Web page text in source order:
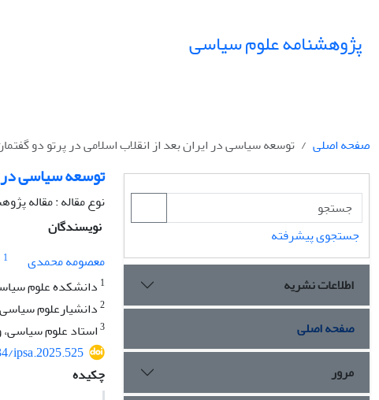
پژوهشنامه علوم سیاسی
صفحه اصلی توسعه سیاسی در ایران بعد از انقلاب اسلامی در پرتو دو
توسعه سیاسی در
نوع مقاله : مقاله
نویسندگان
معصومه محمدی
1
1 دانشکده علوم
2دانشیارعلوم
3استاد علوم سیاسی،
ipsa.2025.525
چکیده
جستجوی پیشرفته
اطلاعات نشریه
صفحه اصلی
مرور